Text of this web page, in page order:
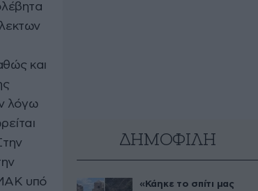
και
λόγω
υπό
ΔΗΜΟΦΙΛΗ
«Κάηκε το σπίτι μας